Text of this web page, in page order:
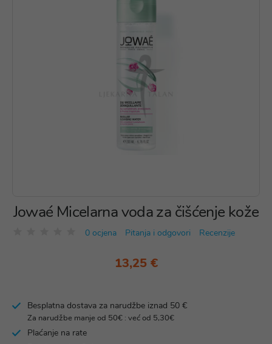
Jowaé Micelarna voda za čišćenje kože
0 ocjena Pitanja i odgovori Recenzije
13,25 €
Besplatna dostava za narudžbe iznad 50 €
Za narudžbe manje od 50€ : već od 5,30€
Plaćanje na rate